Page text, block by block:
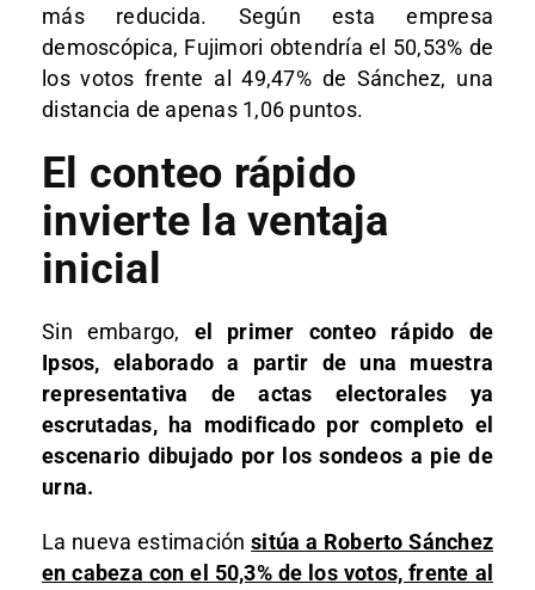
más reducida. Según esta empresa
demoscópica, Fujimori obtendría el 50,53% de
los votos frente al 49,47% de Sánchez, una
distancia de apenas 1,06 puntos.
El conteo rápido
invierte la ventaja
inicial
Sin embargo, el primer conteo rápido de
Ipsos, elaborado a partir de una muestra
representativa de actas electorales ya
escrutadas, ha modificado por completo el
escenario dibujado por los sondeos a pie de
urna.
La nueva estimaciónsitúa a Roberto Sánchez
en cabeza con el 50,3% de los votos, frente al